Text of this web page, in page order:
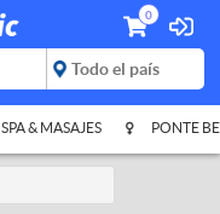
0
SPA & MASAJES PONTE